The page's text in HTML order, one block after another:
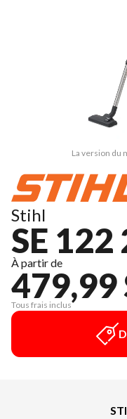
La version du
Stihl
SE 122
À partir de
479,99
Tous frais inclus